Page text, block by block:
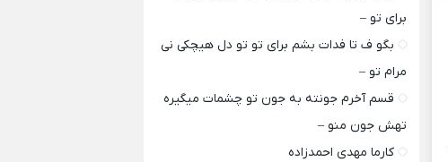
برای تو –
بگو ف تا فدات بشم برای تو تو دل هیچکی نی
مرام تو –
قسم آخرم جونته به جون تو چشمات میگیره
تهش جون منو –
کارما مهدی احمدزاده